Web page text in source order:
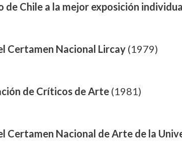
Chile a la mejor exposición
Certamen Nacional Lircay(1979)
de Críticos de Arte(1981)
Certamen Nacional de Arte de la